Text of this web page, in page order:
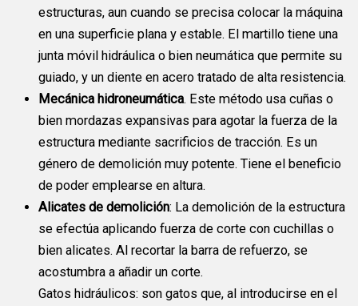
estructuras, aun cuando se precisa colocar la máquina
en una superficie plana y estable. El martillo tiene una
junta móvil hidráulica o bien neumática que permite su
guiado, y un diente en acero tratado de alta resistencia.
Mecánica hidroneumática. Este método usa cuñas o
bien mordazas expansivas para agotar la fuerza de la
estructura mediante sacrificios de tracción. Es un
género de demolición muy potente. Tiene el beneficio
de poder emplearse en altura.
Alicates de demolición: La demolición de la estructura
se efectúa aplicando fuerza de corte con cuchillas o
bien alicates. Al recortar la barra de refuerzo, se
acostumbra a añadir un corte.
Gatos hidráulicos: son gatos que, al introducirse en el